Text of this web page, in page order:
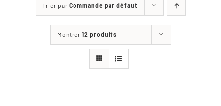
Les jeux
Trier par Commande par défaut
Montrer 12 produits